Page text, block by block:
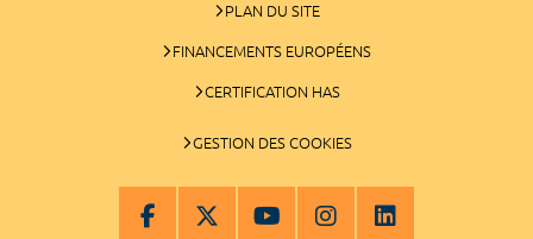
PLAN DU SITE
FINANCEMENTS EUROPÉENS
CERTIFICATION HAS
GESTION DES COOKIES